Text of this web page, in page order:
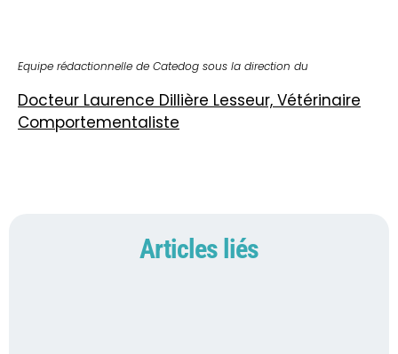
Equipe rédactionnelle de Catedog sous la direction du
Docteur Laurence Dillière Lesseur, Vétérinaire
Comportementaliste
Articles liés